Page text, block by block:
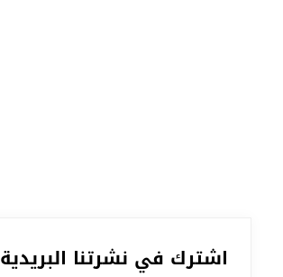
اشترك في نشرتنا البريدية